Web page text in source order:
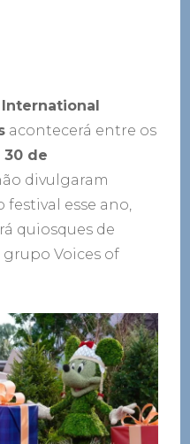
International
acontecerá entre os
30 de
divulgaram
esse ano,
quiosques de
Voices of